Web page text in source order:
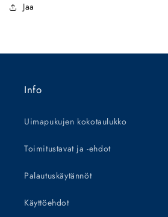
Jaa
Info
Uimapukujen kokotaulukko
Toimitustavat ja -ehdot
Palautuskäytännöt
Käyttöehdot